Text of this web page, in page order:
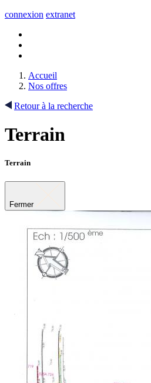
connexion extranet
Accueil
Nos offres
Retour à la recherche
Terrain
Terrain
Fermer